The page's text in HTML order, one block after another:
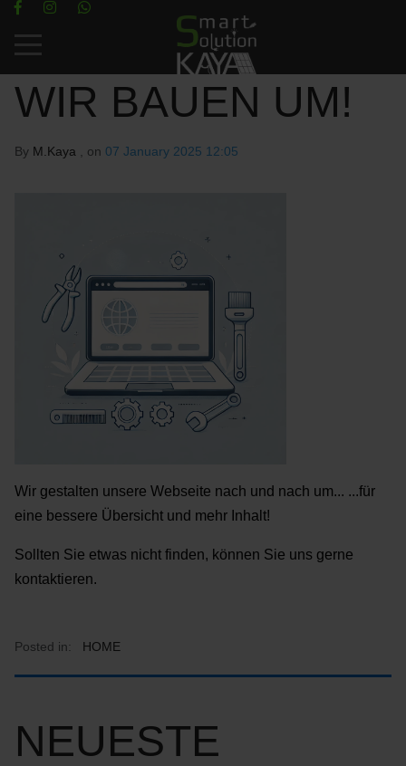
Mobile Menu Toggle
WIR BAUEN UM!
By M.Kaya , on 07 January 2025 12:05
Wir gestalten unsere Webseite nach und nach um... ...für
eine bessere Übersicht und mehr Inhalt!
Sollten Sie etwas nicht finden, können Sie uns gerne
kontaktieren.
Posted in: HOME
NEUESTE